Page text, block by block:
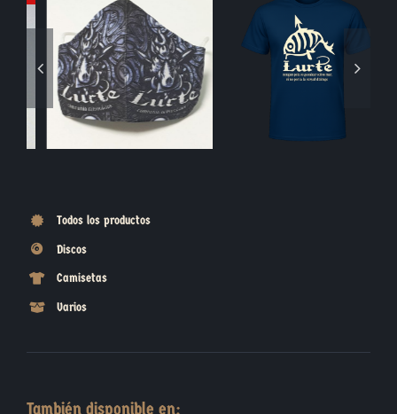
Blasón Piedra Moneda Jabalí
Todos los productos
Discos
Camisetas
Varios
También disponible en: